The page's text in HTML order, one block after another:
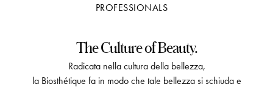
PROFESSIONALS
The Culture of Beauty.
Radicata nella cultura della bellezza,
la Biosthétique fa in modo che tale bellezza si schiuda e